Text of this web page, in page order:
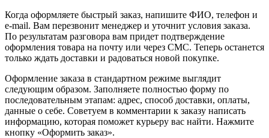
Когда оформляете быстрый заказ, напишите ФИО, телефон и
e-mail. Вам перезвонит менеджер и уточнит условия заказа.
По результатам разговора вам придет подтверждение
оформления товара на почту или через СМС. Теперь останется
только ждать доставки и радоваться новой покупке.
Оформление заказа в стандартном режиме выглядит
следующим образом. Заполняете полностью форму по
последовательным этапам: адрес, способ доставки, оплаты,
данные о себе. Советуем в комментарии к заказу написать
информацию, которая поможет курьеру вас найти. Нажмите
кнопку «Оформить заказ».